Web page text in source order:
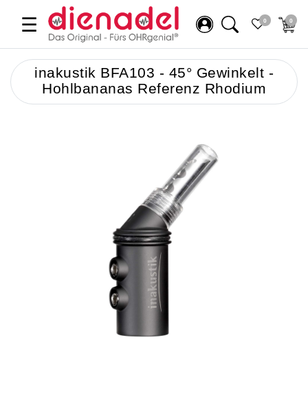
☰ 0 0
inakustik BFA103 - 45° Gewinkelt -
Hohlbananas Referenz Rhodium